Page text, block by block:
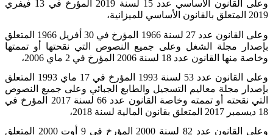
وعلى القانون الأساسي عدد 15 لسنة 2019 المؤرخ في 13 فيفري
2019 المتعلق بالقانون الأساسي للميزانية،
وعلى القانون عدد 27 لسنة 1966 المؤرخ في 30 أفريل 1966 المتعلق
بإصدار مجلة الشغل وعلى جميع النصوص التي نقحتها أو تممتها
وخاصة منها القانون عدد 18 لسنة 2006 المؤرخ في 2 ماي 2006،
وعلى القانون عدد 53 لسنة 1993 المؤرخ في 17 ماي 1993 المتعلق
بإصدار مجلة معاليم التسجيل والطابع الجبائي وعلى جميع النصوص
التي نقحته أو تممته وخاصة القانون عدد 66 لسنة 2017 المؤرخ في
18 ديسمبر 2017 المتعلق بقانون المالية لسنة 2018،
وعلى القانون عدد 82 لسنة 2000 المؤرخ في 9 أوت 2000 المتعلق